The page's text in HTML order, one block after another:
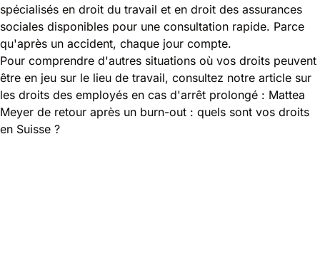
spécialisés en droit du travail et en droit des assurances
sociales disponibles pour une consultation rapide. Parce
qu'après un accident, chaque jour compte.
Pour comprendre d'autres situations où vos droits peuvent
être en jeu sur le lieu de travail, consultez notre article sur
les droits des employés en cas d'arrêt prolongé : Mattea
Meyer de retour après un burn-out : quels sont vos droits
en Suisse ?